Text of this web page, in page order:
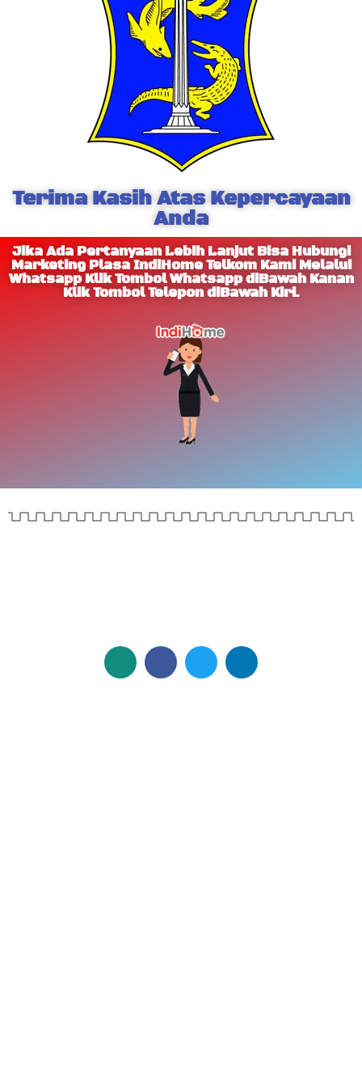
Terima Kasih Atas Kepercayaan
Anda
Jika Ada Pertanyaan Lebih Lanjut Bisa Hubungi
Marketing Plasa IndiHome Telkom Kami Melalui
Whatsapp Klik Tombol Whatsapp diBawah Kanan
Klik Tombol Telepon diBawah Kiri.